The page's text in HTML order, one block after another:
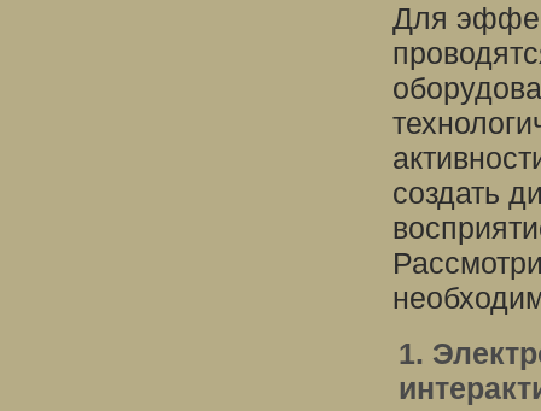
Для
создать
1.